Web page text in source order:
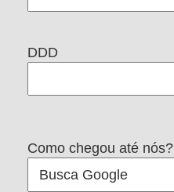
DDD
Como chegou até nós?